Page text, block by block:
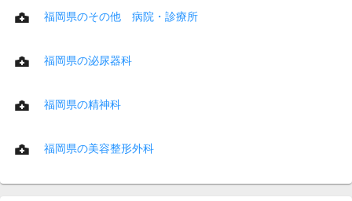
福岡県のその他 病院・診療所
福岡県の泌尿器科
福岡県の精神科
福岡県の美容整形外科